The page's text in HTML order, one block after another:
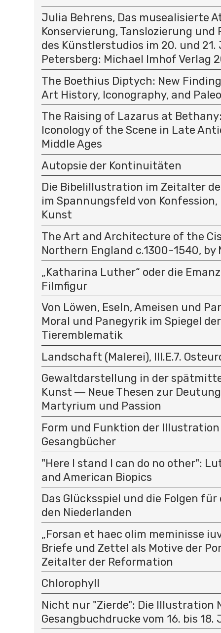
Julia Behrens, Das musealisierte
Konservierung, Tanslozierung
des Künstlerstudios im 20. und
Petersberg: Michael Imhof Verlag
The Boethius Diptych: New
Art History, Iconography, and
The Raising of Lazarus at
Iconology of the Scene in Late
Middle Ages
Autopsie der Kontinuitäten
Die Bibelillustration im Zeitalter
im Spannungsfeld von Konfession,
Kunst
The Art and Architecture of the
Northern England c.1300-1540, by
„Katharina Luther“ oder die
Filmfigur
Von Löwen, Eseln, Ameisen und
Moral und Panegyrik im Spiegel der
Tieremblematik
Landschaft (Malerei), III.E.7.
Gewaltdarstellung in der
Kunst ― Neue Thesen zur
Martyrium und Passion
Form und Funktion der
Gesangbücher
"Here I stand I can do no other":
and American Biopics
Das Glücksspiel und die Folgen
den Niederlanden
„Forsan et haec olim meminisse
Briefe und Zettel als Motive der
Zeitalter der Reformation
Chlorophyll
Nicht nur "Zierde": Die Illustration
Gesangbuchdrucke vom 16. bis